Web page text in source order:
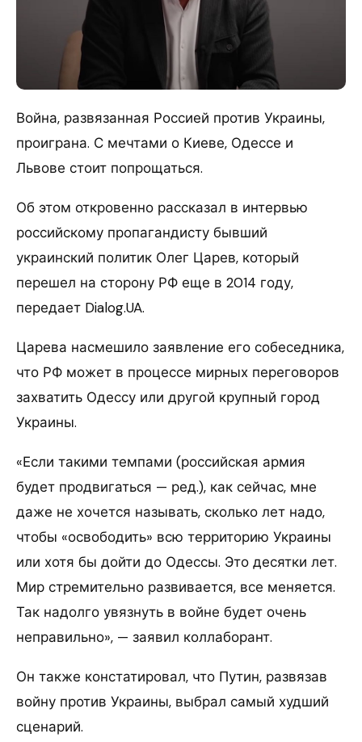
Война, развязанная Россией против Украины,
проиграна. С мечтами о Киеве, Одессе и
Львове стоит попрощаться.
Об этом откровенно рассказал в интервью
российскому пропагандисту бывший
украинский политик Олег Царев, который
перешел на сторону РФ еще в 2014 году,
передает Dialog.UA.
Царева насмешило заявление его собеседника,
что РФ может в процессе мирных переговоров
захватить Одессу или другой крупный город
Украины.
«Если такими темпами (российская армия
будет продвигаться — ред.), как сейчас, мне
даже не хочется называть, сколько лет надо,
чтобы «освободить» всю территорию Украины
или хотя бы дойти до Одессы. Это десятки лет.
Мир стремительно развивается, все меняется.
Так надолго увязнуть в войне будет очень
неправильно», — заявил коллаборант.
Он также констатировал, что Путин, развязав
войну против Украины, выбрал самый худший
сценарий.